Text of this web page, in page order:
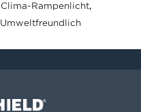
Clima-Rampenlicht,
Umweltfreundlich
Climashield®